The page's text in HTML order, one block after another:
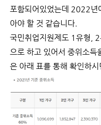
포함되어있었는데 2022년
아야 할 것 같습니다.
국민취업지원제도 1유형,
으로 하고 있어서 중위소득
은 아래 표를 통해 확인하